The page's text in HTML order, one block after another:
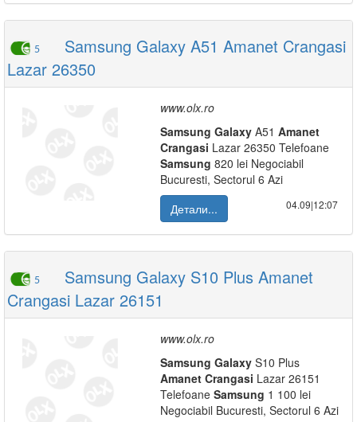
5
Samsung Galaxy A51 Amanet Crangasi
Lazar 26350
www.olx.ro
Samsung Galaxy A51 Amanet
Crangasi Lazar 26350 Telefoane
Samsung 820 lei Negociabil
Bucuresti, Sectorul 6 Azi
Детали...
04.09|12:07
5
Samsung Galaxy S10 Plus Amanet
Crangasi Lazar 26151
www.olx.ro
Samsung Galaxy S10 Plus
Amanet Crangasi Lazar 26151
Telefoane Samsung 1 100 lei
Negociabil Bucuresti, Sectorul 6 Azi